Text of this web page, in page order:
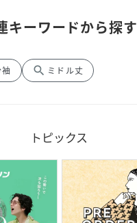
キーワードから探す
search ミドル丈
トピックス